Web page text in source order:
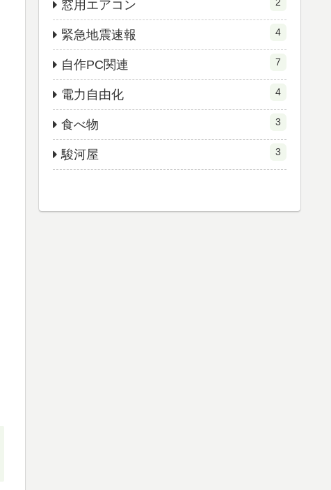
窓用エアコン
緊急地震速報 4
自作PC関連 7
電力自由化 4
食べ物 3
駿河屋 3